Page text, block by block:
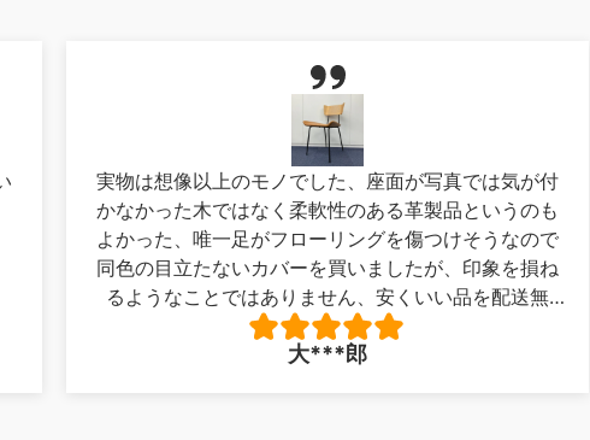
実物は想像以上のモノでした、座面が写真では気が付
かなかった木ではなく柔軟性のある革製品というのも
よかった、唯一足がフローリングを傷つけそうなので
同色の目立たないカバーを買いましたが、印象を損ね
るようなことではありません、安くいい品を配送無
料！最高でした。写真が下手で申し訳ありません。
大***郎